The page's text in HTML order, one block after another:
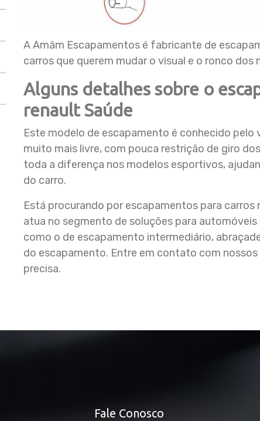
A Amâm Escapamentos é fabricante de
carros que querem mudar o visual e o ronco dos
Alguns detalhes sobre o
renault Saúde
Este modelo de escapamento é conhecido pelo
muito mais livre, com pouca restrição de giro
toda a diferença nos modelos esportivos,
do carro.
Está procurando por escapamentos para
atua no segmento de soluções para
como o de escapamento intermediário,
do escapamento. Entre em contato com
precisa.
Fale Conosco